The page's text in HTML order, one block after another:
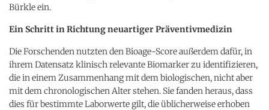
Bürkle ein.
Ein Schritt in Richtung neuartiger Präventivmedizin
Die Forschenden nutzten den Bioage-Score außerdem dafür, in
ihrem Datensatz klinisch relevante Biomarker zu identifizieren,
die in einem Zusammenhang mit dem biologischen, nicht aber
mit dem chronologischen Alter stehen. Sie fanden heraus, dass
dies für bestimmte Laborwerte gilt, die üblicherweise erhoben